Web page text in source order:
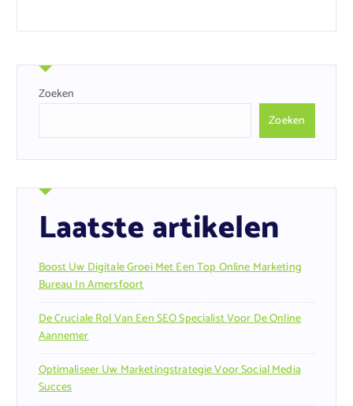
Zoeken
Zoeken
Laatste artikelen
Boost Uw Digitale Groei Met Een Top Online Marketing
Bureau In Amersfoort
De Cruciale Rol Van Een SEO Specialist Voor De Online
Aannemer
Optimaliseer Uw Marketingstrategie Voor Social Media
Succes